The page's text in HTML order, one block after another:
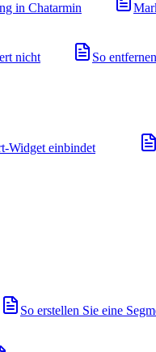
in Chatarmin
nicht So
Widget einbindet
So erstellen Sie eine